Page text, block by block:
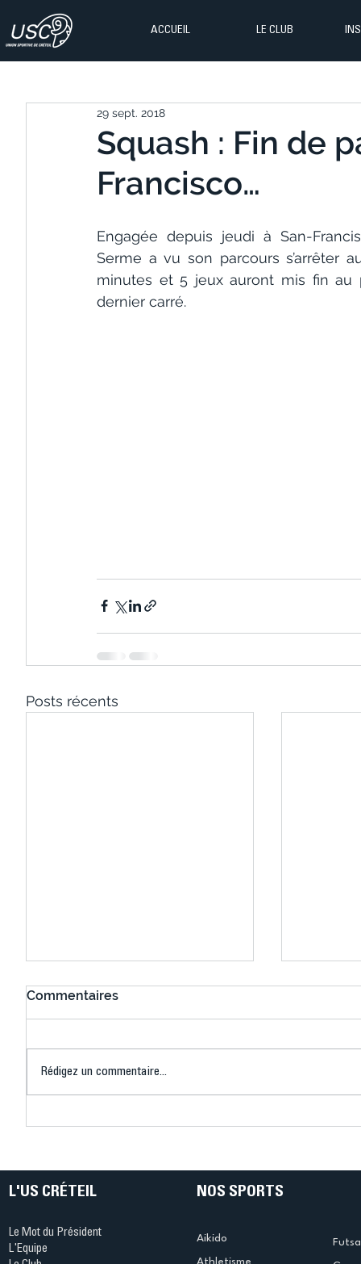
ACCUEIL LE CLUB
Squash : Fin de
Francisco…
29 sept. 2018
Engagée depuis jeudi à San-
Serme a vu son parcours s’arrêter
minutes et 5 jeux auront mis fin au
dernier carré.
Posts récents
Ping ? Quand le tennis de
termine
Commentaires
Rédigez un commentaire...
L'US CRÉTEIL
Le Mot du Président
L'Equipe
NOS SPORTS
Aikido
Athletisme